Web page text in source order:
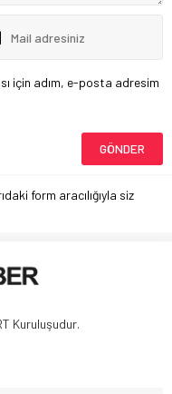
için adım, e-posta adresim
form aracılığıyla siz
Kuruluşudur.